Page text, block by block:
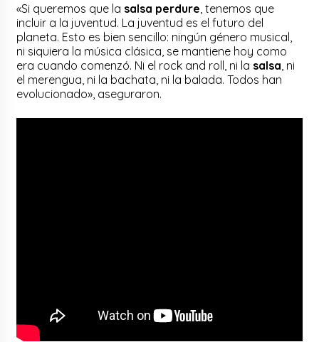
«Si queremos que la salsa perdure , tenemos que
incluir a la juventud. La juventud es el futuro del
planeta. Esto es bien sencillo: ningún género musical,
ni siquiera la música clásica, se mantiene hoy como
era cuando comenzó. Ni el rock and roll, ni la salsa , ni
el merengua, ni la bachata, ni la balada. Todos han
evolucionado», aseguraron.